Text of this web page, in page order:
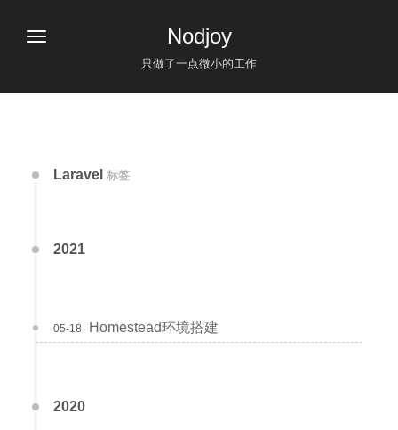
Nodjoy
只做了一点微小的工作
Laravel 标签
2021
Homestead环境搭建
05-18
2020